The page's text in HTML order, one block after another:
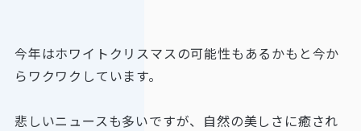
今年はホワイトクリスマスの可能性もあるかもと今か
らワクワクしています。
悲しいニュースも多いですが、自然の美しさに癒され